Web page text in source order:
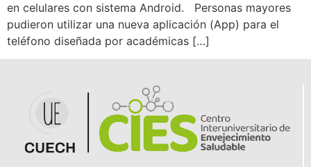
en celulares con sistema Android. Personas mayores
pudieron utilizar una nueva aplicación (App) para el
teléfono diseñada por académicas […]